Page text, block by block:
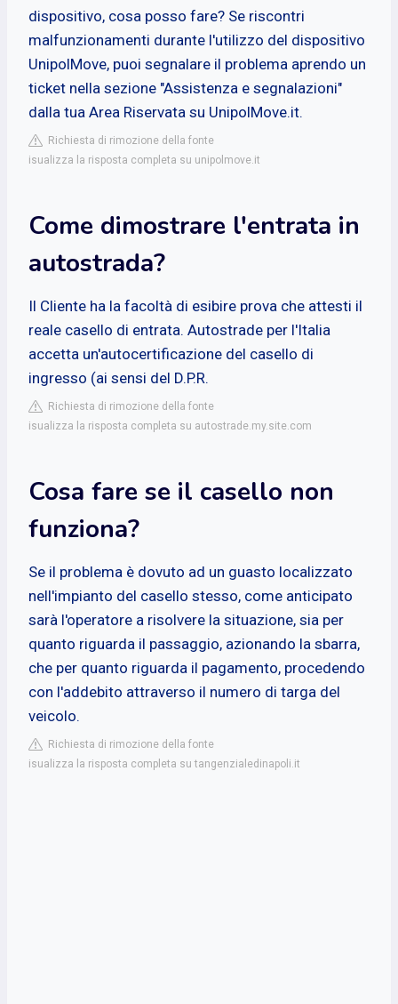
dispositivo, cosa posso fare? Se riscontri
malfunzionamenti durante l'utilizzo del dispositivo
UnipolMove, puoi segnalare il problema aprendo un
ticket nella sezione "Assistenza e segnalazioni"
dalla tua Area Riservata su UnipolMove.it.
Richiesta di rimozione della fonte
isualizza la risposta completa su unipolmove.it
Come dimostrare l'entrata in
autostrada?
Il Cliente ha la facoltà di esibire prova che attesti il
reale casello di entrata. Autostrade per l'Italia
accetta un'autocertificazione del casello di
ingresso (ai sensi del D.P.R.
Richiesta di rimozione della fonte
isualizza la risposta completa su autostrade.my.site.com
Cosa fare se il casello non
funziona?
Se il problema è dovuto ad un guasto localizzato
nell'impianto del casello stesso, come anticipato
sarà l'operatore a risolvere la situazione, sia per
quanto riguarda il passaggio, azionando la sbarra,
che per quanto riguarda il pagamento, procedendo
con l'addebito attraverso il numero di targa del
veicolo.
Richiesta di rimozione della fonte
isualizza la risposta completa su tangenzialedinapoli.it